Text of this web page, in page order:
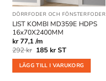
DÖRRFODER OCH FÖNSTERFODER
LIST KOMBI MD359E HDPS
16x70X2400MM
kr 77,1 /m
292kr Det
priset
var:
292 kr.
185 krDet
priset
är:
185 kr.
ST
LÄGG TILL I VARUKORG